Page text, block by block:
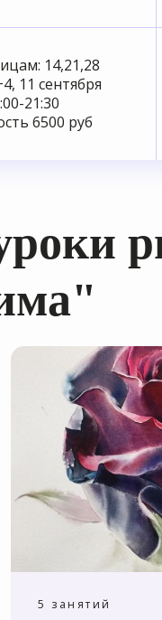
14,21,28
11 сентября
21:30
6500 руб
5 занятий